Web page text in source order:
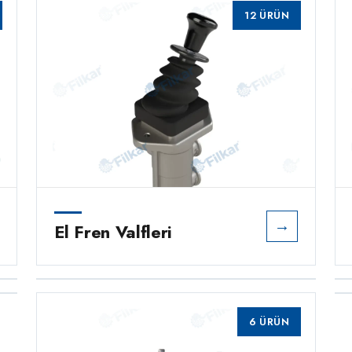
12 ÜRÜN
El Fren Valfleri →
0 ÜRÜN
Valvole relè per veicoli
commerciali
→
6 ÜRÜN